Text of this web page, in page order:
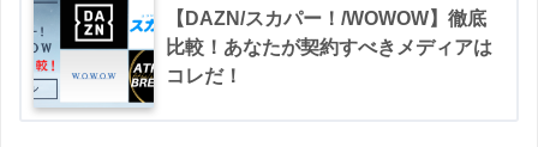
【DAZN/スカパー！/WOWOW】徹底
比較！あなたが契約すべきメディアは
コレだ！